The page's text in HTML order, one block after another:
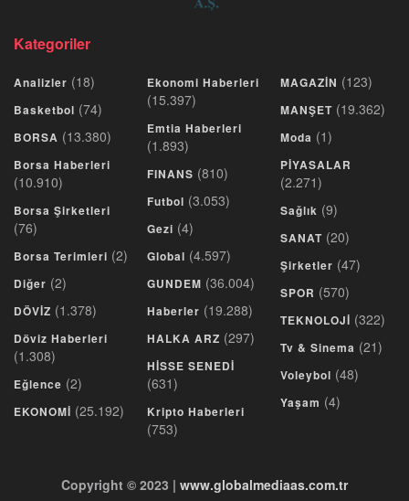
Kategoriler
Analizler (18)
Basketbol (74)
BORSA (13.380)
Borsa Haberleri
(10.910)
Borsa Şirketleri
(76)
Borsa Terimleri (2)
Diğer (2)
DÖVİZ (1.378)
Döviz Haberleri
(1.308)
Eğlence (2)
EKONOMİ (25.192)
Ekonomi Haberleri
(15.397)
Emtia Haberleri
(1.893)
FINANS (810)
Futbol (3.053)
Gezi (4)
Global (4.597)
GUNDEM (36.004)
Haberler (19.288)
HALKA ARZ (297)
HİSSE SENEDİ
(631)
Kripto Haberleri
(753)
MAGAZİN (123)
MANŞET (19.362)
Moda (1)
PİYASALAR
(2.271)
Sağlık (9)
SANAT (20)
Şirketler (47)
SPOR (570)
TEKNOLOJİ (322)
Tv & Sinema (21)
Voleybol (48)
Yaşam (4)
Copyright © 2023 | www.globalmediaas.com.tr